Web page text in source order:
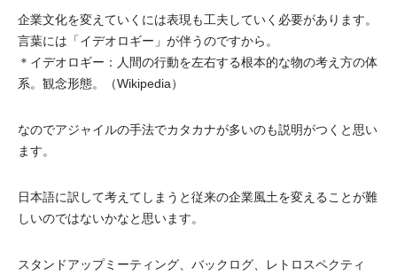
企業文化を変えていくには表現も工夫していく必要があります。
言葉には「イデオロギー」が伴うのですから。
＊イデオロギー：人間の行動を左右する根本的な物の考え方の体
系。観念形態。（Wikipedia）
なのでアジャイルの手法でカタカナが多いのも説明がつくと思い
ます。
日本語に訳して考えてしまうと従来の企業風土を変えることが難
しいのではないかなと思います。
スタンドアップミーティング、バックログ、レトロスペクティ